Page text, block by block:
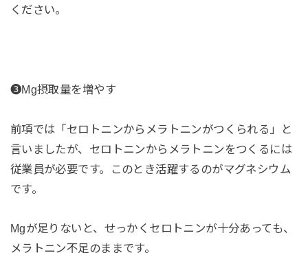
ください。
❸Mg摂取量を増やす
前項では「セロトニンからメラトニンがつくられる」と
言いましたが、セロトニンからメラトニンをつくるには
従業員が必要です。このとき活躍するのがマグネシウム
です。
Mgが足りないと、せっかくセロトニンが十分あっても、
メラトニン不足のままです。